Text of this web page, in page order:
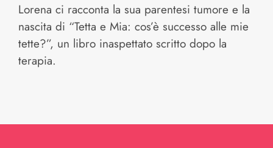
Lorena ci racconta la sua parentesi tumore e la
nascita di “Tetta e Mia: cos’è successo alle mie
tette?”, un libro inaspettato scritto dopo la
terapia.